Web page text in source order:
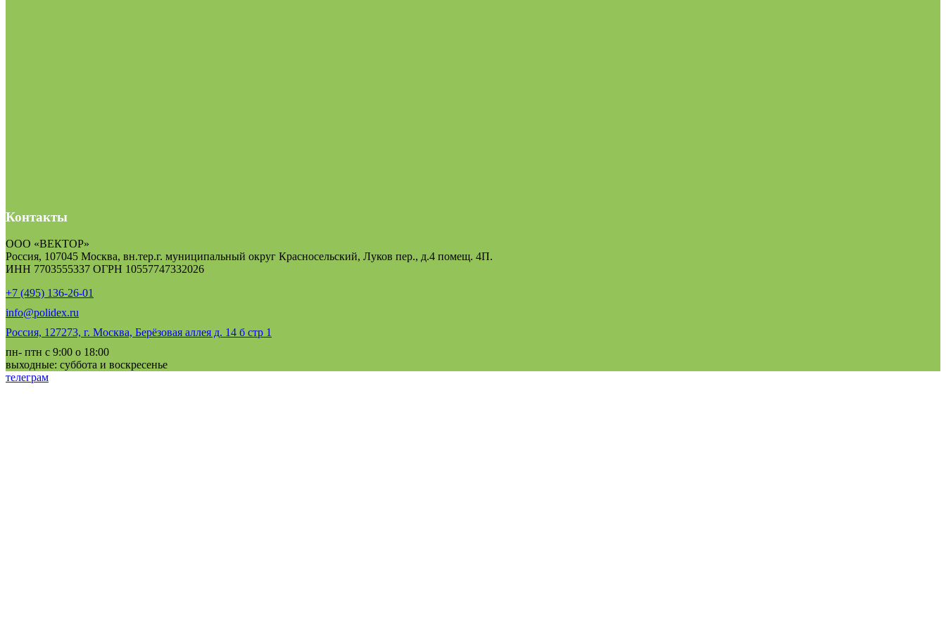
Контакты
ООО «ВЕКТОР»
Россия, 107045 Москва, вн.тер.г. муниципальный округ Красносельский, Луков пер., д.4 помещ. 4П.
ИНН 7703555337 ОГРН 10557747332026
+7 (495) 136-26-01
info@polidex.ru
Россия, 127273, г. Москва, Берёзовая аллея д. 14 б стр 1
пн- птн с 9:00 о 18:00
выходные: суббота и воскресенье
телеграм